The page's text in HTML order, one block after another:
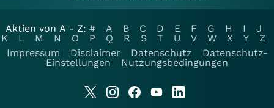
Aktien von A - Z: # A B C D E F G H I
J
K
L M N O P Q R S T U V W X Y
Z
Impressum
Disclaimer Datenschutz
Datenschutz-
Einstellungen
Nutzungsbedingungen